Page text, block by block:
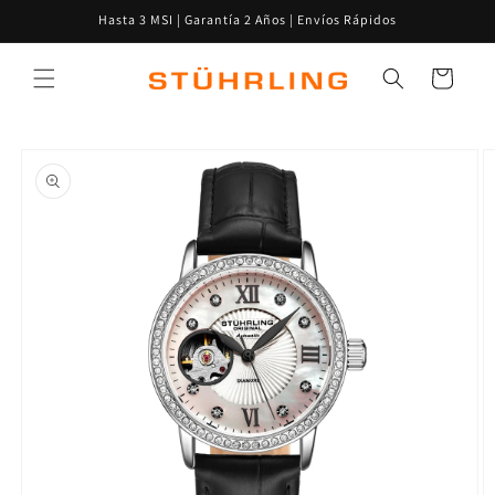
directamente
al contenido
Hasta 3 MSI | Garantía 2 Años | Envíos Rápidos
Carrito
a la
información